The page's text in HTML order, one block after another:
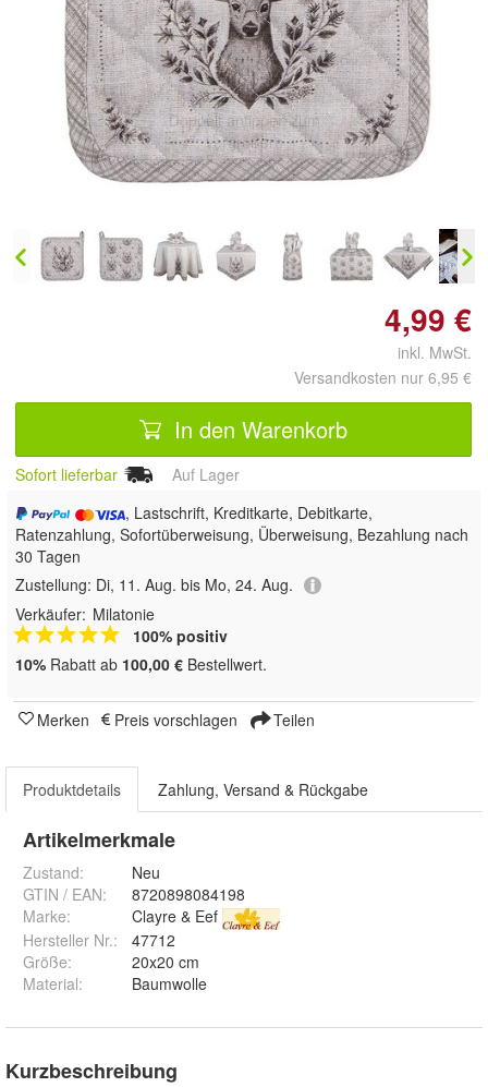
Doppelt antippen zum
vergrößern
4,99 €
inkl. MwSt.
Versandkosten nur 6,95 €
In den Warenkorb
Sofort lieferbar
Auf Lager
, Lastschrift, Kreditkarte, Debitkarte,
Ratenzahlung, Sofortüberweisung, Überweisung, Bezahlung nach
30 Tagen
Zustellung: Di, 11. Aug. bis Mo, 24. Aug.
Verkäufer: Milatonie
100% positiv
10% Rabatt ab 100,00 € Bestellwert.
Merken Preis vorschlagen Teilen
Produktdetails Zahlung, Versand & Rückgabe
Artikelmerkmale
Zustand:
Neu
GTIN / EAN:
8720898084198
Marke:
Clayre & Eef
Hersteller Nr.:
47712
Größe:
20x20 cm
Material: Baumwolle
Kurzbeschreibung